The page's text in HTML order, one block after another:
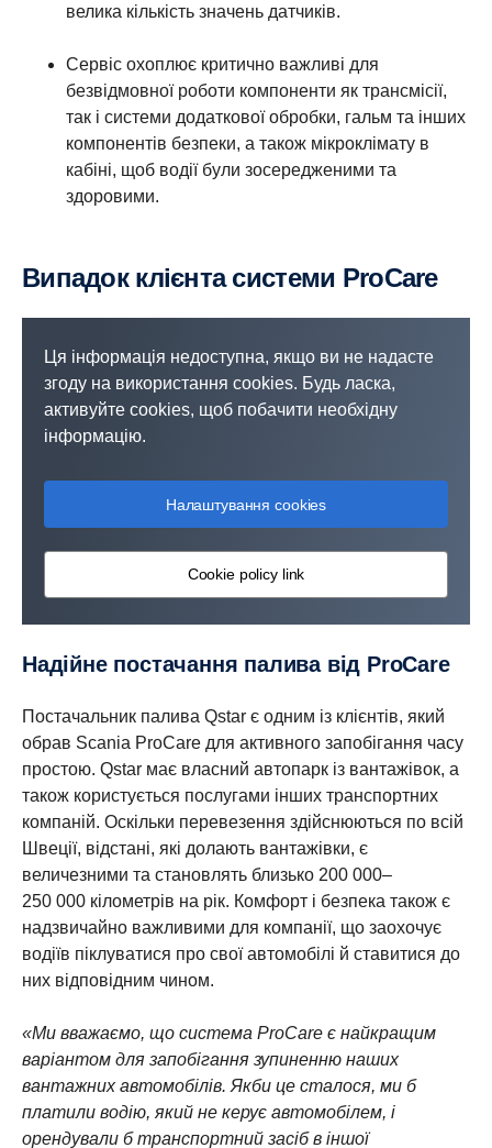
велика кількість значень датчиків.
Сервіс охоплює критично важливі для
безвідмовної роботи компоненти як трансмісії,
так і системи додаткової обробки, гальм та інших
компонентів безпеки, а також мікроклімату в
кабіні, щоб водії були зосередженими та
здоровими.
Випадок клієнта системи ProCare
Ця інформація недоступна, якщо ви не надасте
згоду на використання cookies. Будь ласка,
активуйте cookies, щоб побачити необхідну
інформацію.
Налаштування cookies
Cookie policy link
Надійне постачання палива від ProCare
Постачальник палива Qstar є одним із клієнтів, який
обрав Scania ProCare для активного запобігання часу
простою. Qstar має власний автопарк із вантажівок, а
також користується послугами інших транспортних
компаній. Оскільки перевезення здійснюються по всій
Швеції, відстані, які долають вантажівки, є
величезними та становлять близько 200 000–
250 000 кілометрів на рік. Комфорт і безпека також є
надзвичайно важливими для компанії, що заохочує
водіїв піклуватися про свої автомобілі й ставитися до
них відповідним чином.
«Ми вважаємо, що система ProCare є найкращим
варіантом для запобігання зупиненню наших
вантажних автомобілів. Якби це сталося, ми б
платили водію, який не керує автомобілем, і
орендували б транспортний засіб в іншої